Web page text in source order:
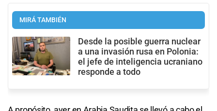
MIRÁ TAMBIÉN
Desde la posible guerra nuclear
a una invasión rusa en Polonia:
el jefe de inteligencia ucraniano
responde a todo